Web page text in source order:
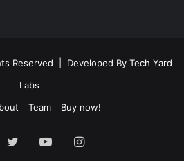
Reserved | Developed By Tech Yard
Labs
Team Buy now!
Twitter YouTubeInstagram